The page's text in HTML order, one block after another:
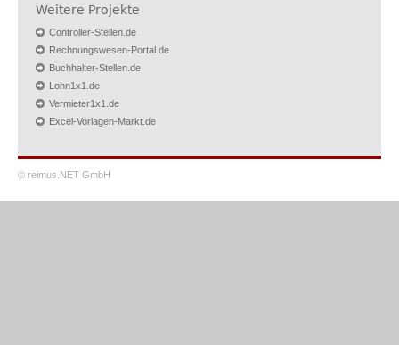
Weitere Projekte
Controller-Stellen.de
Rechnungswesen-Portal.de
Buchhalter-Stellen.de
Lohn1x1.de
Vermieter1x1.de
Excel-Vorlagen-Markt.de
© reimus.NET GmbH